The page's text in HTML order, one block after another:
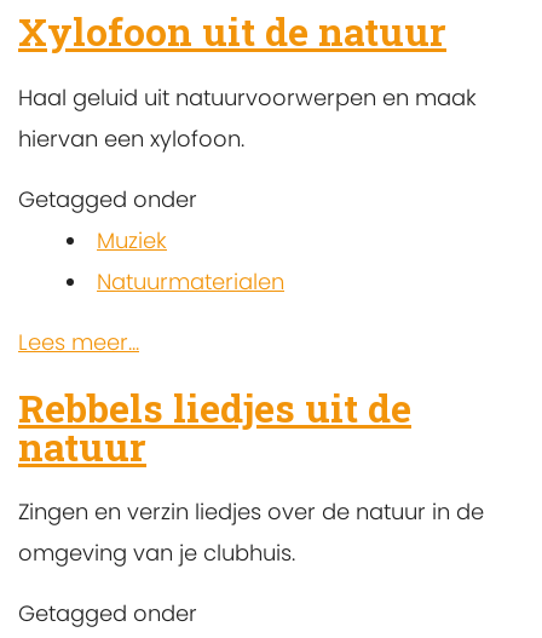
Xylofoon uit de natuur
Haal geluid uit natuurvoorwerpen en maak
hiervan een xylofoon.
Getagged onder
Muziek
Natuurmaterialen
Lees meer...
Rebbels liedjes uit de
natuur
Zingen en verzin liedjes over de natuur in de
omgeving van je clubhuis.
Getagged onder